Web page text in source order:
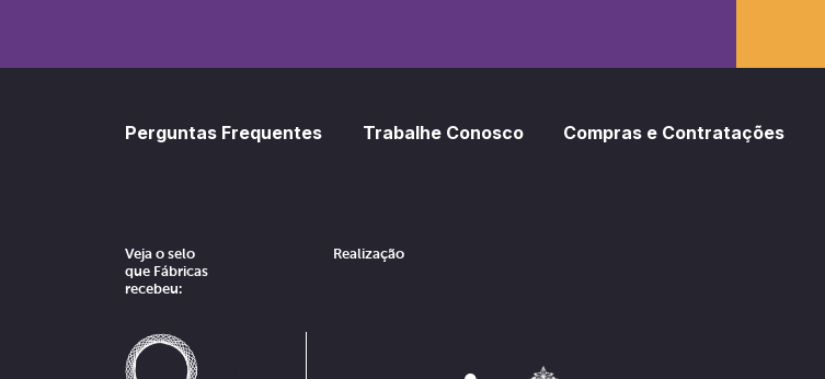
Perguntas Frequentes Trabalhe Conosco Compras e Contratações
Veja o selo
que Fábricas
recebeu:
Realização